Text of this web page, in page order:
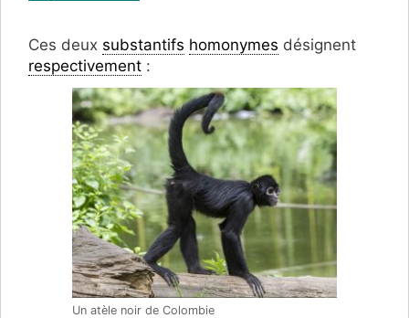
Ces deux substantifs homonymes désignent
respectivement :
Un atèle noir de Colombie